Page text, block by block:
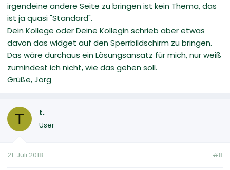
irgendeine andere Seite zu bringen ist kein Thema, das
ist ja quasi "Standard".
Dein Kollege oder Deine Kollegin schrieb aber etwas
davon das widget auf den Sperrbildschirm zu bringen.
Das wäre durchaus ein Lösungsansatz für mich, nur weiß
zumindest ich nicht, wie das gehen soll.
Grüße, Jörg
T t.
User
21. Juli 2018 #8